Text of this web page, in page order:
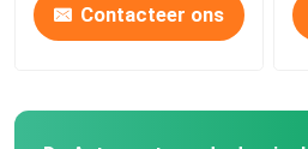
Contacteer ons